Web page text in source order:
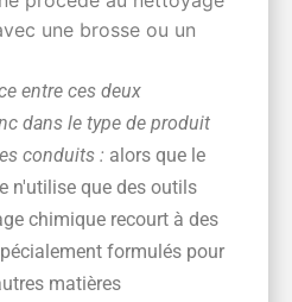
une brosse ou un
entre ces deux
dans le type de produit
conduits : alors que le
n'utilise que des outils
chimique recourt à des
formulés pour
matières